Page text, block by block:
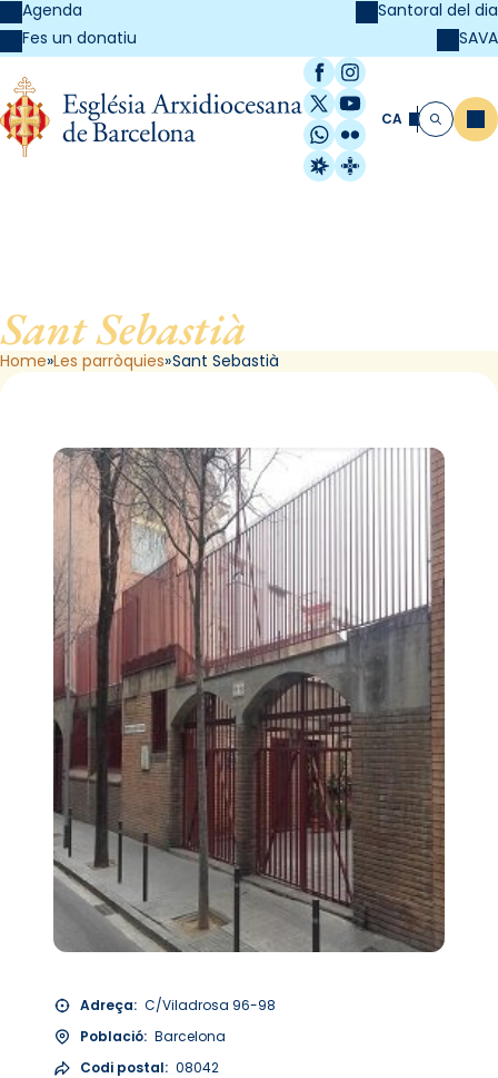
Agenda
Fes un donatiu
Santoral del dia
SAVA
Facebook
Instagram
X / Twitter
YouTube
WhatsApp
Flickr
Radio Estel
Catalunya
CA Cerca
Sant Sebastià
Home Les parròquies Sant Sebastià
Adreça: C/Viladrosa 96-98
Població: Barcelona
Codi postal: 08042